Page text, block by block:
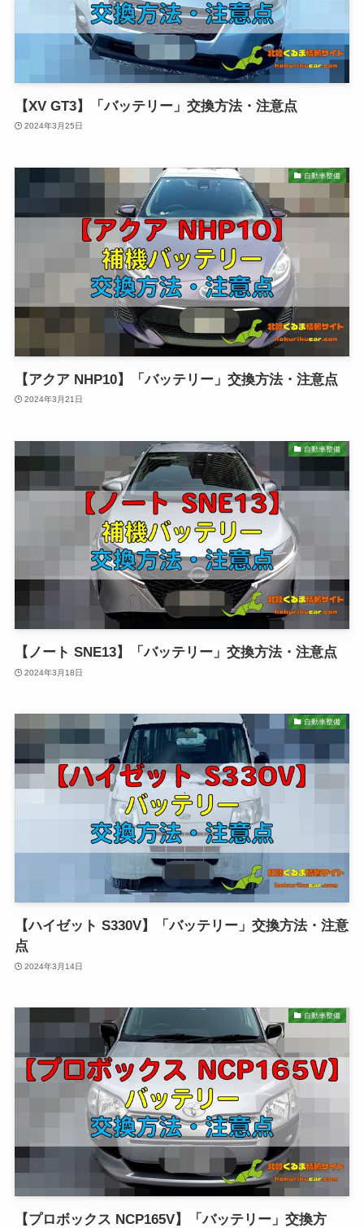
【XV GT3】「バッテリー」交換方法・注意点
2024年3月25日
自動車整備
【アクア NHP10】「バッテリー」交換方法・注意点
2024年3月21日
自動車整備
【ノート SNE13】「バッテリー」交換方法・注意点
2024年3月18日
自動車整備
【ハイゼット S330V】「バッテリー」交換方法・注意
点
2024年3月14日
自動車整備
【プロボックス NCP165V】「バッテリー」交換方